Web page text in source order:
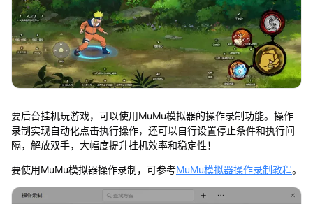
要后台挂机玩游戏，可以使用MuMu模拟器的操作录制功能。操作
录制实现自动化点击执行操作，还可以自行设置停止条件和执行间
隔，解放双手，大幅度提升挂机效率和稳定性！
要使用MuMu模拟器操作录制，可参考MuMu模拟器操作录制教程。